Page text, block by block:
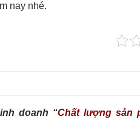
nay nhé.
doanh “Chất lượng sản